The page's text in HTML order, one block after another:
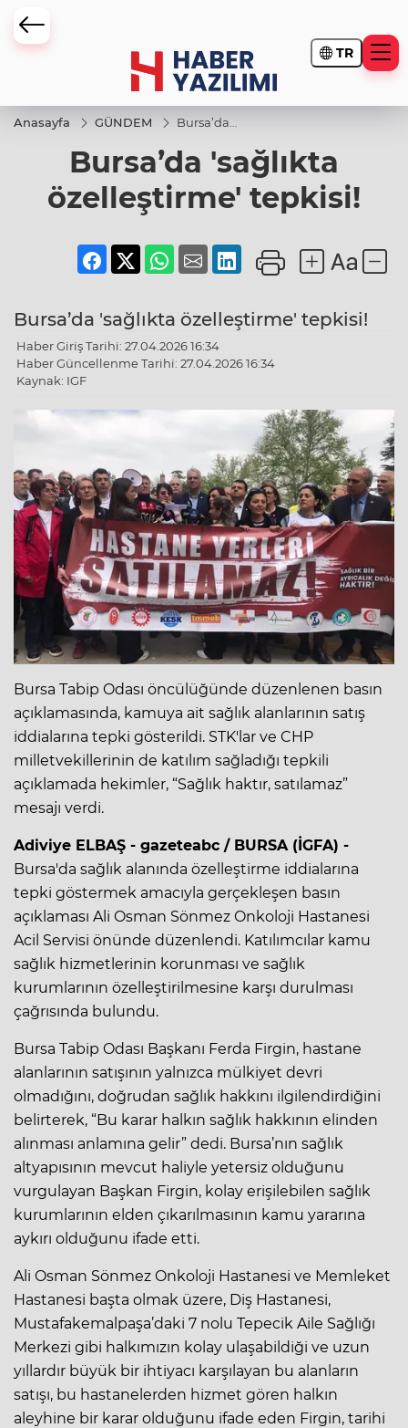
TR
Anasayfa GÜNDEM
Bursa’da
özelleştirme'
tepkisi!
Bursa’da 'sağlıkta
özelleştirme' tepkisi!
Bursa’da 'sağlıkta özelleştirme' tepkisi!
Haber Giriş Tarihi: 27.04.2026 16:34
Haber Güncellenme Tarihi: 27.04.2026 16:34
Kaynak: IGF
Bursa Tabip Odası öncülüğünde düzenlenen basın
açıklamasında, kamuya ait sağlık alanlarının satış
iddialarına tepki gösterildi. STK'lar ve CHP
milletvekillerinin de katılım sağladığı tepkili
açıklamada hekimler, “Sağlık haktır, satılamaz”
mesajı verdi.
Adiviye ELBAŞ - gazeteabc / BURSA (İGFA) -
Bursa'da sağlık alanında özelleştirme iddialarına
tepki göstermek amacıyla gerçekleşen basın
açıklaması Ali Osman Sönmez Onkoloji Hastanesi
Acil Servisi önünde düzenlendi. Katılımcılar kamu
sağlık hizmetlerinin korunması ve sağlık
kurumlarının özelleştirilmesine karşı durulması
çağrısında bulundu.
Bursa Tabip Odası Başkanı Ferda Firgin, hastane
alanlarının satışının yalnızca mülkiyet devri
olmadığını, doğrudan sağlık hakkını ilgilendirdiğini
belirterek, “Bu karar halkın sağlık hakkının elinden
alınması anlamına gelir” dedi. Bursa’nın sağlık
altyapısının mevcut haliyle yetersiz olduğunu
vurgulayan Başkan Firgin, kolay erişilebilen sağlık
kurumlarının elden çıkarılmasının kamu yararına
aykırı olduğunu ifade etti.
Ali Osman Sönmez Onkoloji Hastanesi ve Memleket
Hastanesi başta olmak üzere, Diş Hastanesi,
Mustafakemalpaşa’daki 7 nolu Tepecik Aile Sağlığı
Merkezi gibi halkımızın kolay ulaşabildiği ve uzun
yıllardır büyük bir ihtiyacı karşılayan bu alanların
satışı, bu hastanelerden hizmet gören halkın
aleyhine bir karar olduğunu ifade eden Firgin, tarihi